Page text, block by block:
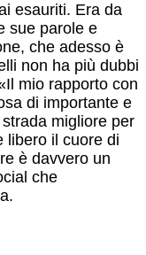
esauriti. Era da
sue parole e
che adesso è
non ha più dubbi
mio rapporto con
di importante e
migliore per
libero il cuore di
è davvero un
che